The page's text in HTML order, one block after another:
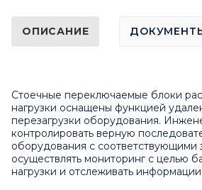
ОПИСАНИЕ
Стоечные переключаемые блоки
нагрузки оснащены функцией
перезагрузки оборудования.
контролировать верную
оборудования с соответствующими
осуществлять мониторинг с целью
нагрузки и отслеживать информации